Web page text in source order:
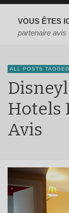
VOUS ÊTES
partenaire avis
ALL POSTS TAGGED
Hotels
Avis